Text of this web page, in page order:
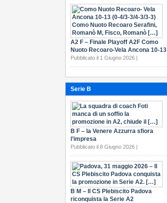
A2 F – Finale Playoff A2F Como
Nuoto Recoaro-Vela Ancona 10-13
Pubblicato il 1 Giugno 2026 |
Serie B
B F – la Venere Azzurra sfiora
l’impresa
Pubblicato il 8 Giugno 2026 |
B M – Il CS Plebiscito Padova
riconquista la Serie A2